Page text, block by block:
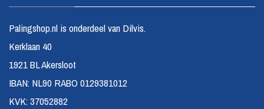
Palingshop.nl is onderdeel van Dilvis.
Kerklaan 40
1921 BL Akersloot
IBAN: NL90 RABO 0129381012
KVK: 37052882